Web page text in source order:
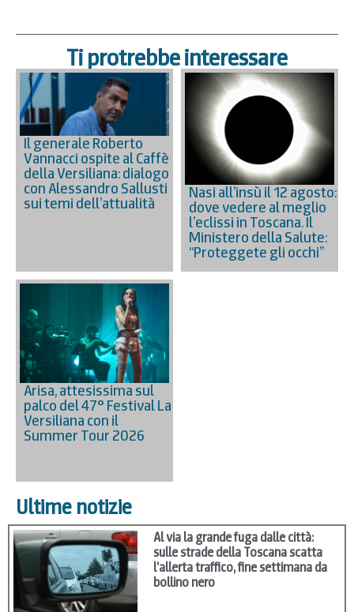
Ti protrebbe interessare
Il generale Roberto
Vannacci ospite al Caffè
della Versiliana: dialogo
con Alessandro Sallusti
sui temi dell’attualità
Nasi all’insù il 12 agosto:
dove vedere al meglio
l’eclissi in Toscana. Il
Ministero della Salute:
“Proteggete gli occhi”
Arisa, attesissima sul
palco del 47° Festival La
Versiliana con il
Summer Tour 2026
Ultime notizie
Al via la grande fuga dalle città:
sulle strade della Toscana scatta
l’allerta traffico, fine settimana da
bollino nero